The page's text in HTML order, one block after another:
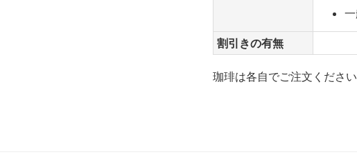
割引きの有無
珈琲は各自でご注文ください